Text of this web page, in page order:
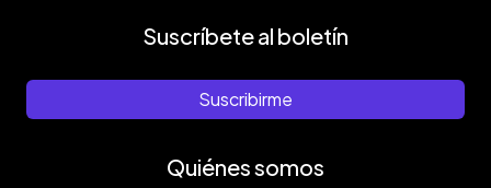
Suscríbete al boletín
Suscribirme
Quiénes somos